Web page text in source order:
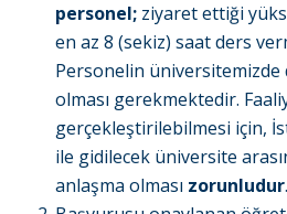
personel; ziyaret ettiği
en az 8 (sekiz) saat ders
Personelin
olması gerekmektedir.
gerçekleştirilebilmesi için,
ile gidilecek üniversite
anlaşma olması zorunludur.